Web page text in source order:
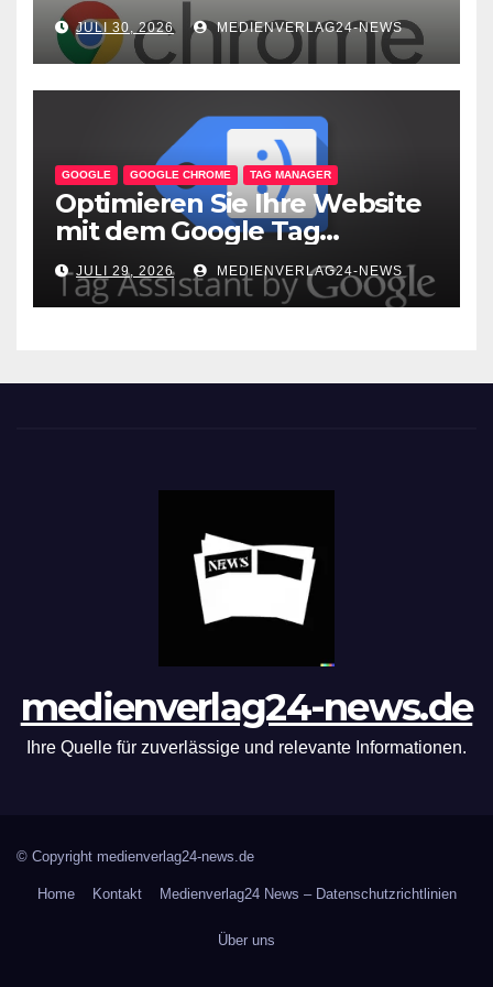
Vorteile
JULI 30, 2026 MEDIENVERLAG24-NEWS
GOOGLE GOOGLE CHROME TAG MANAGER
Optimieren Sie Ihre Website
mit dem Google Tag
Assistant: Fehlerfreie Tag-
Implementierung leicht
gemacht!
JULI 29, 2026 MEDIENVERLAG24-NEWS
medienverlag24-news.de
Ihre Quelle für zuverlässige und relevante Informationen.
© Copyright medienverlag24-news.de
Home Kontakt Medienverlag24 News – Datenschutzrichtlinien
Über uns